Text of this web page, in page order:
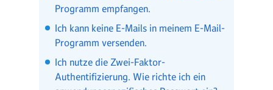
Programm empfangen.
Ich kann keine E-Mails in meinem E-Mail-
Programm versenden.
Ich nutze die Zwei-Faktor-
Authentifizierung. Wie richte ich ein